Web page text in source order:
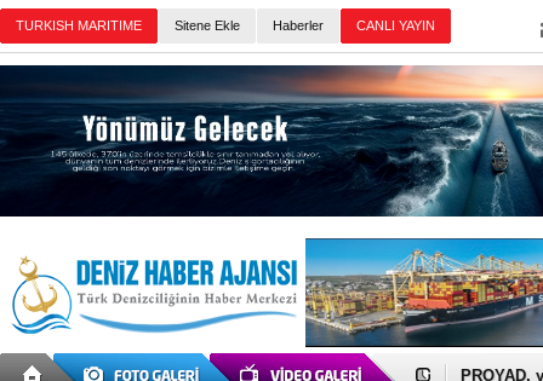
Sitene Ekle Haberler
İTU AUV,
PROYAD,